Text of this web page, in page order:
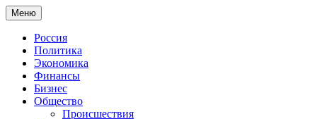
Меню
Россия
Политика
Экономика
Финансы
Бизнес
Общество
Происшествия